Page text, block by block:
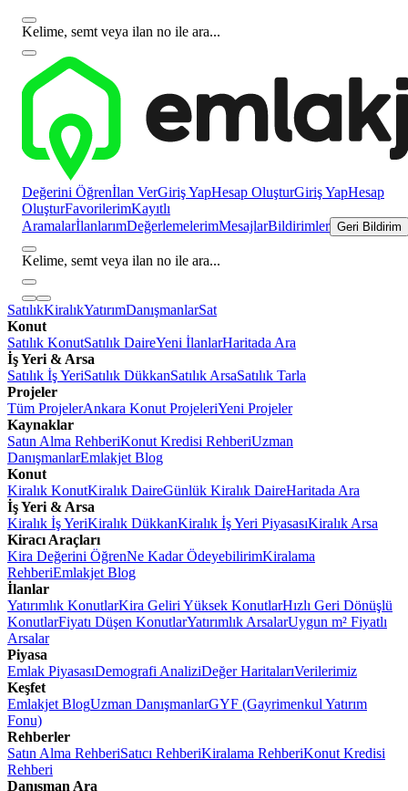
Kelime, semt veya ilan no ile ara...
Değerini Öğrenİlan VerGiriş YapHesap OluşturGiriş YapHesap
OluşturFavorilerimKayıtlı
AramalarİlanlarımDeğerlemelerimMesajlarBildirimler Geri Bildirim
Kelime, semt veya ilan no ile ara...
SatılıkKiralıkYatırımDanışmanlarSat
Konut
Satılık KonutSatılık DaireYeni İlanlarHaritada Ara
İş Yeri & Arsa
Satılık İş YeriSatılık DükkanSatılık ArsaSatılık Tarla
Projeler
Tüm ProjelerAnkara Konut ProjeleriYeni Projeler
Kaynaklar
Satın Alma RehberiKonut Kredisi RehberiUzman
DanışmanlarEmlakjet Blog
Konut
Kiralık KonutKiralık DaireGünlük Kiralık DaireHaritada Ara
İş Yeri & Arsa
Kiralık İş YeriKiralık DükkanKiralık İş Yeri PiyasasıKiralık Arsa
Kiracı Araçları
Kira Değerini ÖğrenNe Kadar ÖdeyebilirimKiralama
RehberiEmlakjet Blog
İlanlar
Yatırımlık KonutlarKira Geliri Yüksek KonutlarHızlı Geri Dönüşlü
KonutlarFiyatı Düşen KonutlarYatırımlık ArsalarUygun m² Fiyatlı
Arsalar
Piyasa
Emlak PiyasasıDemografi AnaliziDeğer HaritalarıVerilerimiz
Keşfet
Emlakjet BlogUzman DanışmanlarGYF (Gayrimenkul Yatırım
Fonu)
Rehberler
Satın Alma RehberiSatıcı RehberiKiralama RehberiKonut Kredisi
Rehberi
Danışman Ara